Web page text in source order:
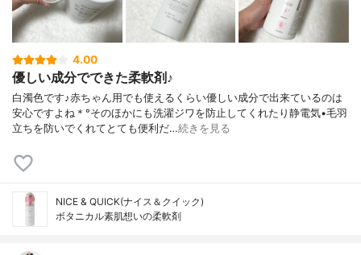
4.00
優しい成分でできた柔軟剤♪
白濁色です♪赤ちゃん用でも使えるくらい優しい成分で出来ているのは
安心ですよね＊°そのほかにも洗濯ジワを防止してくれたり静電気•毛羽
立ちを防いでくれてとても便利だ…続きを見る
NICE & QUICK(ナイス＆クイック)
ボタニカル素肌想いの柔軟剤